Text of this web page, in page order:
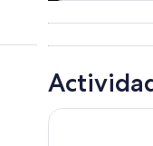
cruceros
Recorridos de